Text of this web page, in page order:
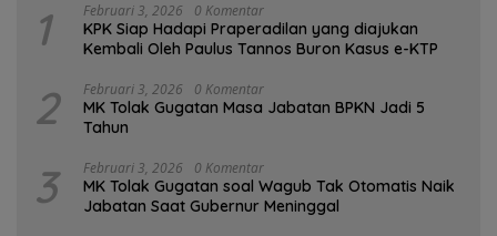
1 Februari 3, 2026 0 Komentar
KPK Siap Hadapi Praperadilan yang diajukan
Kembali Oleh Paulus Tannos Buron Kasus e-KTP
2 Februari 3, 2026 0 Komentar
MK Tolak Gugatan Masa Jabatan BPKN Jadi 5
Tahun
3 Februari 3, 2026 0 Komentar
MK Tolak Gugatan soal Wagub Tak Otomatis Naik
Jabatan Saat Gubernur Meninggal